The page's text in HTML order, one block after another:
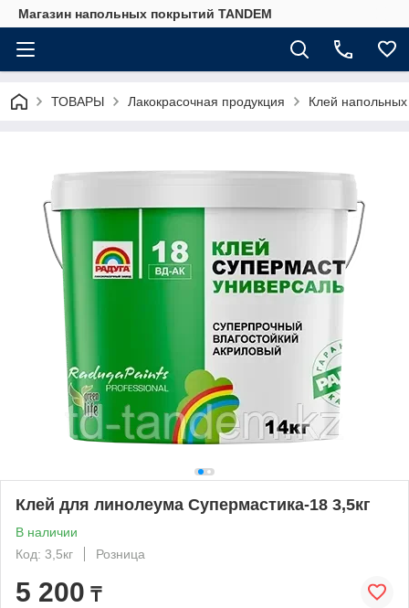
Магазин напольных покрытий TANDEM
ТОВАРЫ Лакокрасочная продукция Клей
Клей для линолеума Супермастика-18 3,5кг
В наличии
Код: 3,5кг
Розница
5 200 ₸